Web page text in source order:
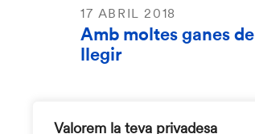
Valorem la teva privadesa
17 ABRIL 2018
Amb moltes ganes de
llegir